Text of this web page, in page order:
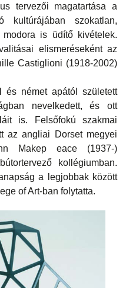
tervezői magatartása a
kultúrájában szokatlan,
is üdítő kivételek.
elismeréseként az
Castiglioni (1918-2002)
és német apától született
nevelkedett, és ott
is. Felsőfokú szakmai
az angliai Dorset megyei
Makep eace (1937-)
kollégiumban.
a legjobbak között
of Art-ban folytatta.